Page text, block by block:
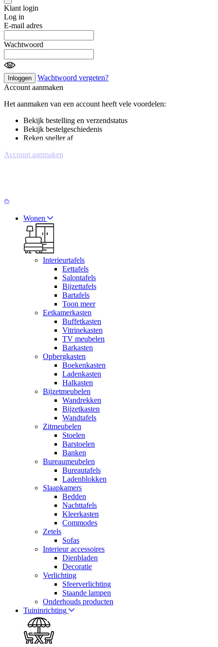
Klant login
Log in
E-mail adres
Wachtwoord
Inloggen
Wachtwoord vergeten?
Account aanmaken
Het aanmaken van een account heeft vele voordelen:
Bekijk bestelling en verzendstatus
Bekijk bestelgeschiedenis
Reken sneller af
Account aanmaken
Wonen
Interieurtafels
Eettafels
Salontafels
Bijzettafels
Bartafels
Toon meer
Eetkamerkasten
Buffetkasten
Vitrinekasten
TV meubelen
Barkasten
Opbergkasten
Boekenkasten
Ladenkasten
Halkasten
Bijzetmeubelen
Wandrekken
Bijzetkasten
Wandtafels
Zitmeubelen
Stoelen
Barstoelen
Banken
Bureaumeubelen
Bureautafels
Ladenblokken
Slaapkamers
Bedden
Nachttafels
Kleerkasten
Commodes
Zetels
Sofas
Interieur accessoires
Dienbladen
Decoratie
Verlichting
Sfeerverlichting
Staande lampen
Onderhouds producten
Tuininrichting